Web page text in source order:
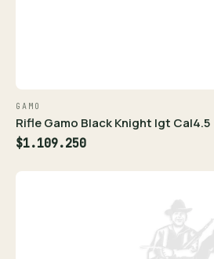
GAMO
Rifle Gamo Black Knight Igt Cal4.5
$1.109.250